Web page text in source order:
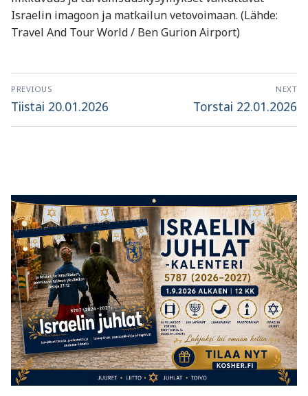
Israelin imagoon ja matkailun vetovoimaan. (Lähde:
Travel And Tour World / Ben Gurion Airport)
Artikkelien
selaus
PREVIOUS
Previous
Tiistai 20.01.2026
NEXT
Next
Torstai 22.01.2026